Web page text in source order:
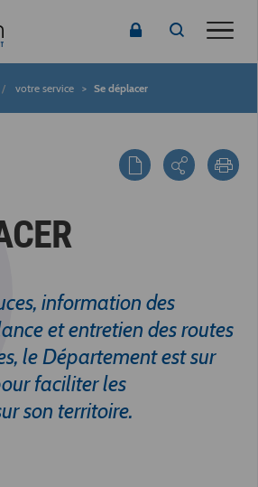
votre service Se déplacer
information des
et entretien des routes
le Département est sur
faciliter les
son territoire.